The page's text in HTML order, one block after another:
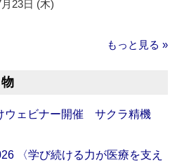
23日 (木)
もっと見る »
ウェビナー開催 サクラ精機
〈学び続ける力が医療を支え